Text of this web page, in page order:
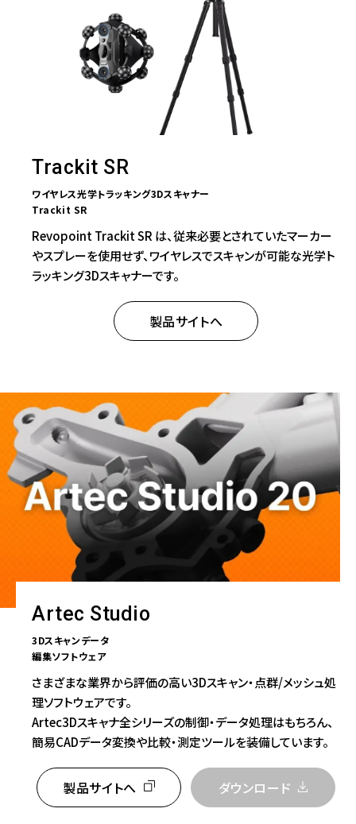
Trackit SR
ワイヤレス光学トラッキング3Dスキャナー
Trackit SR
Revopoint Trackit SR は、従来必要とされていたマーカー
やスプレーを使用せず、ワイヤレスでスキャンが可能な光学ト
ラッキング3Dスキャナーです。
製品サイトへ
Artec Studio
3Dスキャンデータ
編集ソフトウェア
さまざまな業界から評価の高い3Dスキャン・点群/メッシュ処
理ソフトウェアです。
Artec3Dスキャナ全シリーズの制御・データ処理はもちろん、
簡易CADデータ変換や比較・測定ツールを装備しています。
製品サイトへ ダウンロード